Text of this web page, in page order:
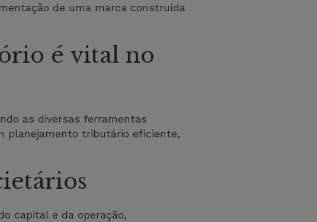
de uma marca construída
é vital no
as diversas ferramentas
planejamento tributário eficiente,
capital e da operação,